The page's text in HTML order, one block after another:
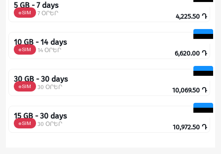
5 GB - 7 days
eSIM 7 ՕՐԵՐ 4,225.50 Դ
10 GB - 14 days
eSIM 14 ՕՐԵՐ 6,620.00 Դ
30 GB - 30 days
eSIM 30 ՕՐԵՐ 10,069.50 Դ
15 GB - 30 days
eSIM 30 ՕՐԵՐ 10,972.50 Դ